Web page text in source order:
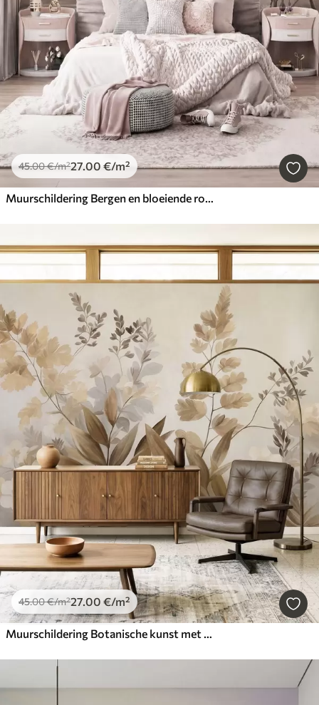
45.00€/m²27.00 €/m²
Muurschildering Bergen en bloeiende roze magnoliatakken, een landschap met veel textuur
45.00€/m²27.00 €/m²
Muurschildering Botanische kunst met textuur, diverse planten en bladeren in bruine en beige tinten